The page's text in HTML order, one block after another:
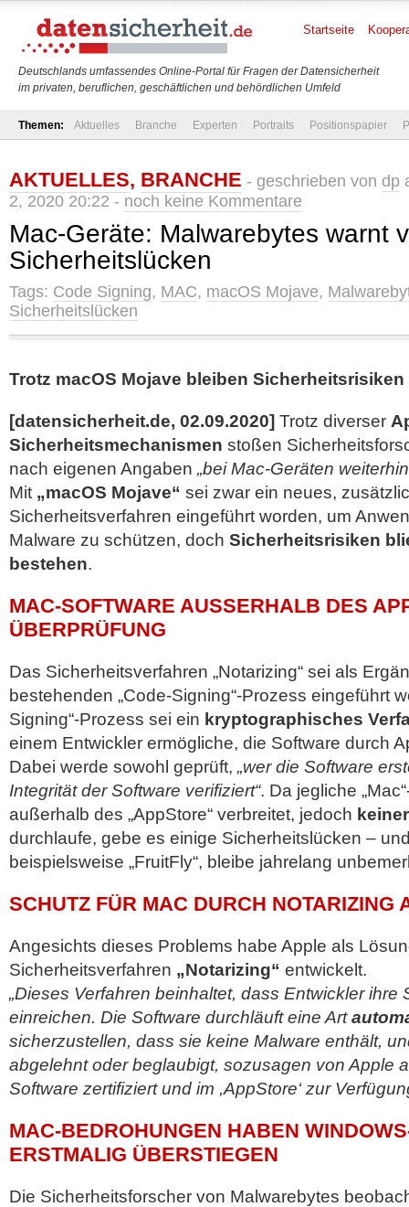
Deutschlands umfassendes Online-Portal für Fragen der Datensicherheit
im privaten, beruflichen, geschäftlichen und behördlichen Umfeld
Startseite
Themen: Aktuelles Branche Experten Portraits Positionspapier
AKTUELLES, BRANCHE - geschrieben von dp
2, 2020 20:22 - noch keine Kommentare
Mac-Geräte: Malwarebytes warnt
Sicherheitslücken
Tags: Code Signing, MAC, macOS Mojave,
Sicherheitslücken
Trotz macOS Mojave bleiben
[datensicherheit.de, 02.09.2020] Trotz diverser
Sicherheitsmechanismen stoßen
nach eigenen Angaben „bei Mac-Geräten
Mit „macOS Mojave“ sei zwar ein neues,
Sicherheitsverfahren eingeführt worden, um
Malware zu schützen, doch Sicherheitsrisiken
bestehen.
MAC-SOFTWARE AUSSERHALB DES
BERPRÜFUNG
Das Sicherheitsverfahren „Notarizing“ sei als
bestehenden „Code-Signing“-Prozess eingeführt
Signing“-Prozess sei ein kryptographisches
einem Entwickler ermögliche, die Software durch
Dabei werde sowohl geprüft, „wer die Software
Integrität der Software verifiziert“. Da jegliche
außerhalb des „AppStore“ verbreitet, jedoch
durchlaufe, gebe es einige Sicherheitslücken –
beispielsweise „FruitFly“, bleibe jahrelang
SCHUTZ FÜR MAC DURCH NOTARIZING
Angesichts dieses Problems habe Apple als
Sicherheitsverfahren „Notarizing“ entwickelt.
„Dieses Verfahren beinhaltet, dass Entwickler ihre
einreichen. Die Software durchläuft eine Art
sicherzustellen, dass sie keine Malware enthält,
abgelehnt oder beglaubigt, sozusagen von Apple
Software zertifiziert und im ,AppStore‘ zur
MAC-BEDROHUNGEN HABEN
ERSTMALIG ÜBERSTIEGEN
Die Sicherheitsforscher von Malwarebytes